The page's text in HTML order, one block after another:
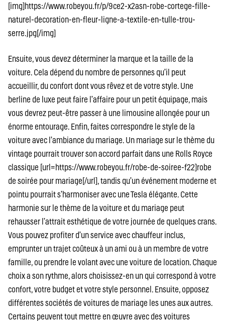
[img]https://www.robeyou.fr/p/9ce2-x2asn-robe-cortege-fille-
naturel-decoration-en-fleur-ligne-a-textile-en-tulle-trou-
serre.jpg[/img]
Ensuite, vous devez déterminer la marque et la taille de la
voiture. Cela dépend du nombre de personnes qu’il peut
accueillir, du confort dont vous rêvez et de votre style. Une
berline de luxe peut faire l’affaire pour un petit équipage, mais
vous devrez peut-être passer à une limousine allongée pour un
énorme entourage. Enfin, faites correspondre le style de la
voiture avec l’ambiance du mariage. Un mariage sur le thème du
vintage pourrait trouver son accord parfait dans une Rolls Royce
classique [url=https://www.robeyou.fr/robe-de-soiree-f22]robe
de soirée pour mariage[/url], tandis qu’un événement moderne et
pointu pourrait s’harmoniser avec une Tesla élégante. Cette
harmonie sur le thème de la voiture et du mariage peut
rehausser l’attrait esthétique de votre journée de quelques crans.
Vous pouvez profiter d’un service avec chauffeur inclus,
emprunter un trajet coûteux à un ami ou à un membre de votre
famille, ou prendre le volant avec une voiture de location. Chaque
choix a son rythme, alors choisissez-en un qui correspond à votre
confort, votre budget et votre style personnel. Ensuite, opposez
différentes sociétés de voitures de mariage les unes aux autres.
Certains peuvent tout mettre en œuvre avec des voitures